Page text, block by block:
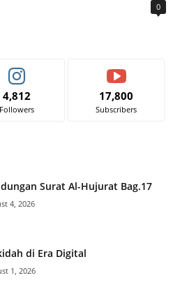
0
4,812
Followers
17,800
Subscribers
Surat Al-Hujurat Bag.17
4, 2026
di Era Digital
1, 2026